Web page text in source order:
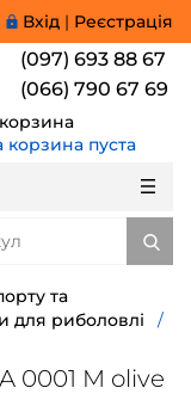
Вхід | Реєстрація
(097) 693 88 67
(066) 790 67 69
корзина пуста
та
для риболовлі
/
0001 M olive